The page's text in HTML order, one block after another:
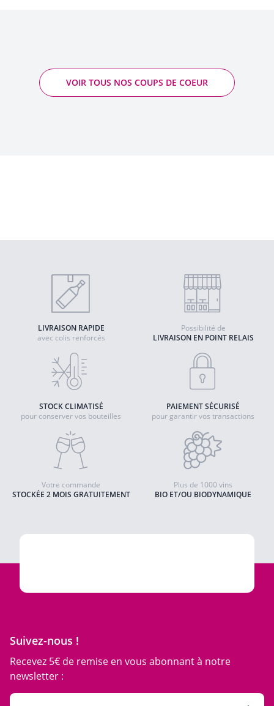
VOIR TOUS NOS COUPS DE COEUR
LIVRAISON RAPIDE
avec colis renforcés
LIVRAISON EN POINT RELAIS
Possibilité de
STOCK CLIMATISÉ
pour conserver vos bouteilles
PAIEMENT SÉCURISÉ
pour garantir vos transactions
STOCKÉE 2 MOIS GRATUITEMENT
Votre commande
BIO ET/OU BIODYNAMIQUE
Plus de 1000 vins
Suivez-nous !
Recevez 5€ de remise en vous abonnant à notre
newsletter :
Adresse email